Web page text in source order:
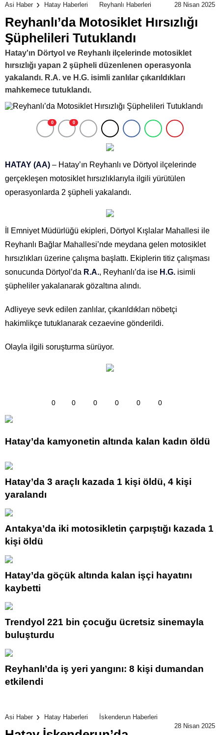
Asi Haber Hatay Haberleri Reyhanlı Haberleri 28 Nisan 2025
Reyhanlı’da Motosiklet Hırsızlığı
Şüphelileri Tutuklandı
Hatay'ın Dörtyol ve Reyhanlı ilçelerinde motosiklet
hırsızlığı yapan 2 şüpheli düzenlenen operasyonla
yakalandı. R.A. ve H.G. isimli zanlılar çıkarıldıkları
mahkemece tutuklandı.
0 0
HATAY (AA) – Hatay’ın Reyhanlı ve Dörtyol ilçelerinde
gerçekleşen motosiklet hırsızlıklarıyla ilgili yürütülen
operasyonlarda 2 şüpheli yakalandı.
İl Emniyet Müdürlüğü ekipleri, Dörtyol Kışlalar Mahallesi ile
Reyhanlı Bağlar Mahallesi’nde meydana gelen motosiklet
hırsızlıkları üzerine çalışma başlattı. Ekiplerin titiz çalışması
sonucunda Dörtyol’da R.A., Reyhanlı’da ise H.G. isimli
şüpheliler yakalanarak gözaltına alındı.
Adliyeye sevk edilen zanlılar, çıkarıldıkları nöbetçi
hakimlikçe tutuklanarak cezaevine gönderildi.
Olayla ilgili soruşturma sürüyor.
0 0 0 0 0 0
Hatay’da kamyonetin altında kalan kadın öldü
Hatay’da 3 araçlı kazada 1 kişi öldü, 4 kişi
yaralandı
Antakya’da iki motosikletin çarpıştığı kazada 1
kişi öldü
Hatay’da göçük altında kalan işçi hayatını
kaybetti
Trendyol 221 bin çocuğu ücretsiz sinemayla
buluşturdu
Reyhanlı’da iş yeri yangını: 8 kişi dumandan
etkilendi
Asi Haber Hatay Haberleri
İskenderun Haberleri
28 Nisan 2025